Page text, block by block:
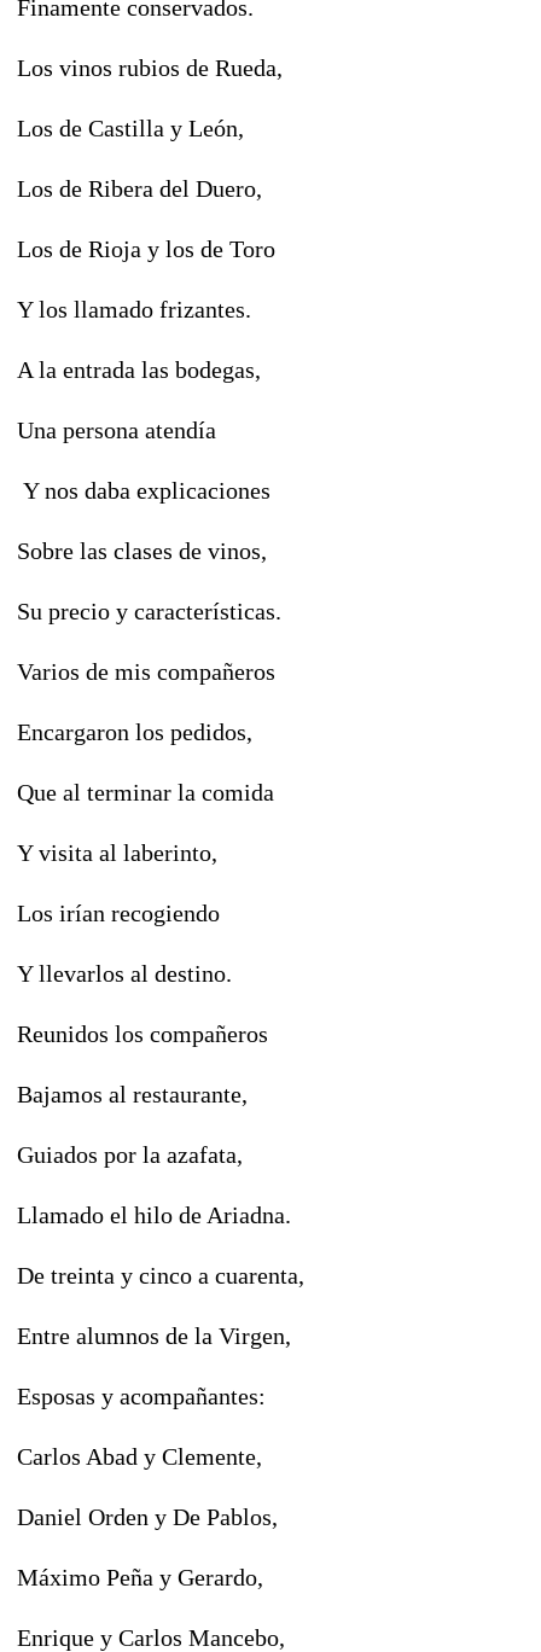
Finamente conservados.
Los vinos rubios de Rueda,
Los de Castilla y León,
Los de Ribera del Duero,
Los de Rioja y los de Toro
Y los llamado frizantes.
A la entrada las bodegas,
Una persona atendía
Y nos daba explicaciones
Sobre las clases de vinos,
Su precio y características.
Varios de mis compañeros
Encargaron los pedidos,
Que al terminar la comida
Y visita al laberinto,
Los irían recogiendo
Y llevarlos al destino.
Reunidos los compañeros
Bajamos al restaurante,
Guiados por la azafata,
Llamado el hilo de Ariadna.
De treinta y cinco a cuarenta,
Entre alumnos de la Virgen,
Esposas y acompañantes:
Carlos Abad y Clemente,
Daniel Orden y De Pablos,
Máximo Peña y Gerardo,
Enrique y Carlos Mancebo,